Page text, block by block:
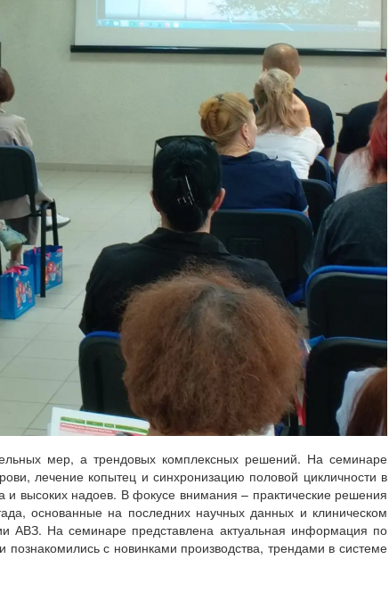
мер, а трендовых комплексных решений. На семинаре
лечение копытец и синхронизацию половой цикличности в
и высоких надоев. В фокусе внимания – практические решения
основанные на последних научных данных и клиническом
АВЗ. На семинаре представлена актуальная информация по
с новинками производства, трендами в системе